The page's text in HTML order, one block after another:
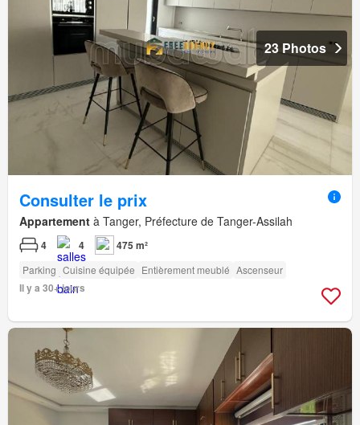
23 Photos
Consulter le prix
Appartement à Tanger, Préfecture de Tanger-Assilah
4 4 475 m²
Parking Cuisine équipée Entièrement meublé Ascenseur
Il y a 30+ jours